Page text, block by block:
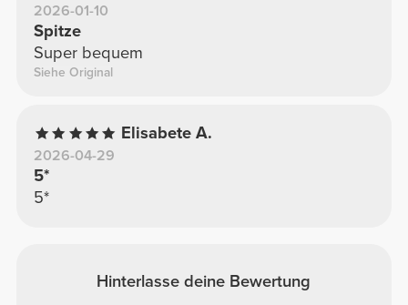
2026-01-10
Spitze
Super bequem
Siehe Original
Elisabete A.
2026-04-29
5*
5*
Hinterlasse deine Bewertung